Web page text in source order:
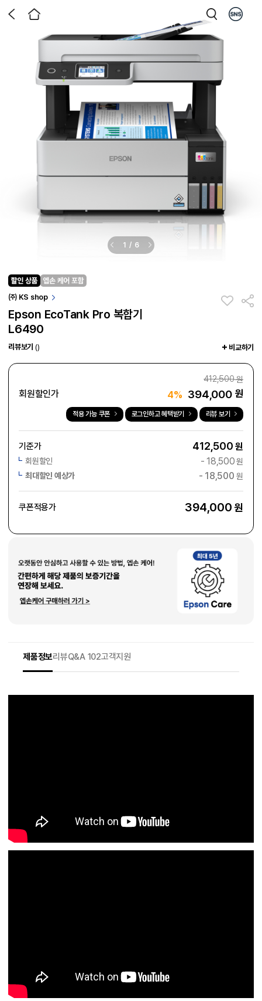
1 / 6
㈜ KS shop
Epson EcoTank Pro 복합기
L6490
리뷰보기 () 비교하기
412,500원
회원할인가 4% 394,000 원
적용 가능 쿠폰 로그인하고 혜택받기 리뷰 보기
기준가 412,500원
회원할인 - 18,500원
최대할인 예상가
- 18,500 원
쿠폰적용가 394,000원
제품정보리뷰Q&A 102고객지원